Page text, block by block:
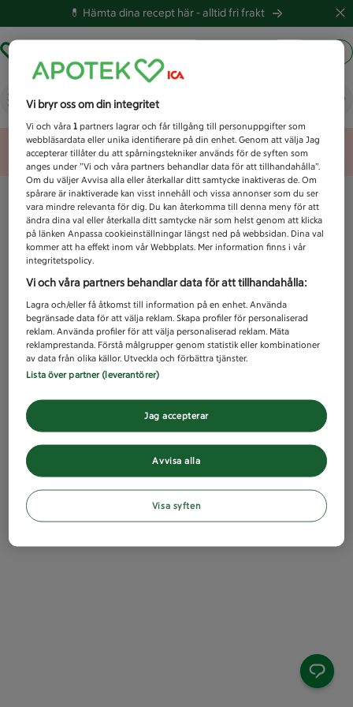
💊 Hämta dina recept här -alltid fri frakt
Vad letar du efter idag?
Unknown error
Vi bryr oss om din integritet
Vi och våra1 partners lagrar och får tillgång till personuppgifter som
webbläsardata eller unika identifierare på din enhet. Genom att välja Jag
accepterar tillåter du att spårningstekniker används för de syften som
anges under ”Vi och våra partners behandlar data för att tillhandahålla”.
Om du väljer Avvisa alla eller återkallar ditt samtycke inaktiveras de. Om
spårare är inaktiverade kan visst innehåll och vissa annonser som du ser
vara mindre relevanta för dig. Du kan återkomma till denna meny för att
ändra dina val eller återkalla ditt samtycke när som helst genom att klicka
på länken Anpassa cookieinställningar längst ned på webbsidan. Dina val
kommer att ha effekt inom vår Webbplats. Mer information finns i vår
integritetspolicy.
Vi och våra partners behandlar data för att tillhandahålla:
Lagra och/eller få åtkomst till information på en enhet. Använda
begränsade data för att välja reklam. Skapa profiler för personaliserad
reklam. Använda profiler för att välja personaliserad reklam. Mäta
reklamprestanda. Förstå målgrupper genom statistik eller kombinationer
av data från olika källor. Utveckla och förbättra tjänster.
Lista över partner (leverantörer)
Avvisa alla
Jag accepterar
Visa syften